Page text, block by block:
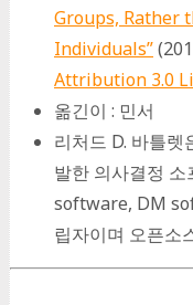
Groups, Rather
Individuals”
Attribution 3.0
옮긴이 : 민서
리처드 D. 바틀렛
발한 의사결정
software, DM
립자이며 오픈소